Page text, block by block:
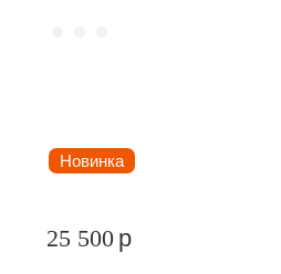
Новинка
25 500 p